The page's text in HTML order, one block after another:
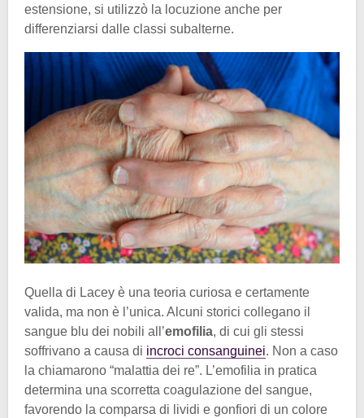
estensione, si utilizzò la locuzione anche per
differenziarsi dalle classi subalterne.
Quella di Lacey è una teoria curiosa e certamente
valida, ma non è l’unica. Alcuni storici collegano il
sangue blu dei nobili all’emofilia, di cui gli stessi
soffrivano a causa di incroci consanguinei. Non a caso
la chiamarono “malattia dei re”. L’emofilia in pratica
determina una scorretta coagulazione del sangue,
favorendo la comparsa di lividi e gonfiori di un colore